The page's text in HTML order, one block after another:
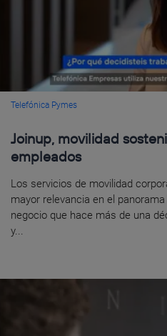
Telefónica Pymes
Joinup, movilidad
empleados
Los servicios de movilidad
mayor relevancia en el
negocio que hace más de una
y...